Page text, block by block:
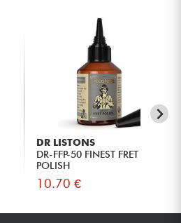
DR LISTONS
DR-FFP-50 FINEST FRET
POLISH
10.70 €